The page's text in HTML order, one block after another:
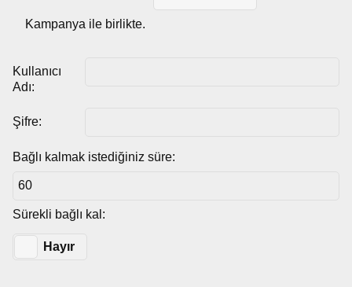
Kampanya ile birlikte.
Kullanıcı
Adı:
Şifre:
Bağlı kalmak istediğiniz süre:
Sürekli bağlı kal:
Hayır